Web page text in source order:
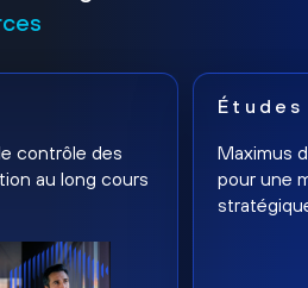
contrôle des
au long cours
Études
Maximus
pour une